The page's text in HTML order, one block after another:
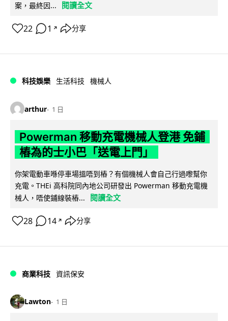
案，最終因...
閱讀全文
22 1 ↗ 分享
科技娛樂 生活科技 機械人
arthur 1 日
Powerman 移動充電機械人登港 免鋪
樁為的士小巴「送電上門」
你架電動車喺停車場搵唔到樁？有個機械人會自己行過嚟幫你
充電。THEi 高科院同內地公司研發出 Powerman 移動充電機
械人，唔使鋪線裝樁...
閱讀全文
28 14 ↗ 分享
商業科技 資訊保安
Lawton 1 日